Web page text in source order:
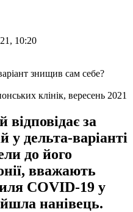
10:20
клінік, вересень 2021
відповідає за
у дельта-варіанті
до його
вважають
COVID-19 у
нанівець.